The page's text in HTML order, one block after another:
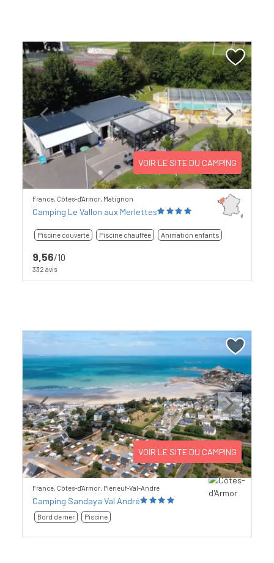
Previous Next
VOIR LE SITE DU CAMPING
France, Côtes-d'Armor, Matignon
Camping Le Vallon aux Merlettes
Piscine couverte Piscine chauffée Animation enfants
9,56/10
332 avis
Previous Next
VOIR LE SITE DU CAMPING
France, Côtes-d'Armor, Pléneuf-Val-André
Camping Sandaya Val André
Bord de mer Piscine